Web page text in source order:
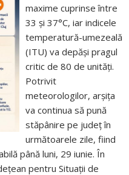
maxime cuprinse între
33 și 37°C, iar indicele
temperatură-umezeală
(ITU) va depăși pragul
critic de 80 de unități.
Potrivit
meteorologilor, arșița
va continua să pună
stăpânire pe județ în
următoarele zile, fiind
până luni, 29 iunie. În
pentru Situații de